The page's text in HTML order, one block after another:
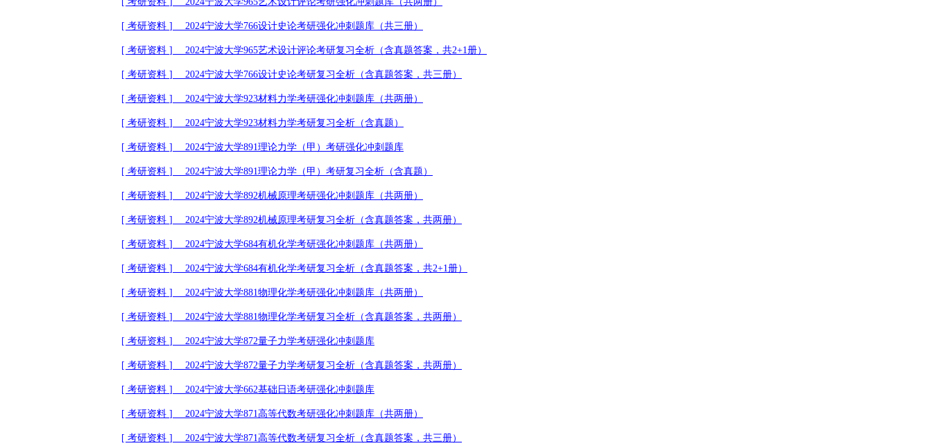
[ 考研资料 ] 2024宁波大学766设计史论考研强化冲刺题库（共三册）
[ 考研资料 ] 2024宁波大学965艺术设计评论考研复习全析（含真题答案，共2+1册）
[ 考研资料 ] 2024宁波大学766设计史论考研复习全析（含真题答案，共三册）
[ 考研资料 ] 2024宁波大学923材料力学考研强化冲刺题库（共两册）
[ 考研资料 ] 2024宁波大学923材料力学考研复习全析（含真题）
[ 考研资料 ] 2024宁波大学891理论力学（甲）考研强化冲刺题库
[ 考研资料 ] 2024宁波大学891理论力学（甲）考研复习全析（含真题）
[ 考研资料 ] 2024宁波大学892机械原理考研强化冲刺题库（共两册）
[ 考研资料 ] 2024宁波大学892机械原理考研复习全析（含真题答案，共两册）
[ 考研资料 ] 2024宁波大学684有机化学考研强化冲刺题库（共两册）
[ 考研资料 ] 2024宁波大学684有机化学考研复习全析（含真题答案，共2+1册）
[ 考研资料 ] 2024宁波大学881物理化学考研强化冲刺题库（共两册）
[ 考研资料 ] 2024宁波大学881物理化学考研复习全析（含真题答案，共两册）
[ 考研资料 ] 2024宁波大学872量子力学考研强化冲刺题库
[ 考研资料 ] 2024宁波大学872量子力学考研复习全析（含真题答案，共两册）
[ 考研资料 ] 2024宁波大学662基础日语考研强化冲刺题库
[ 考研资料 ] 2024宁波大学871高等代数考研强化冲刺题库（共两册）
[ 考研资料 ] 2024宁波大学871高等代数考研复习全析（含真题答案，共三册）